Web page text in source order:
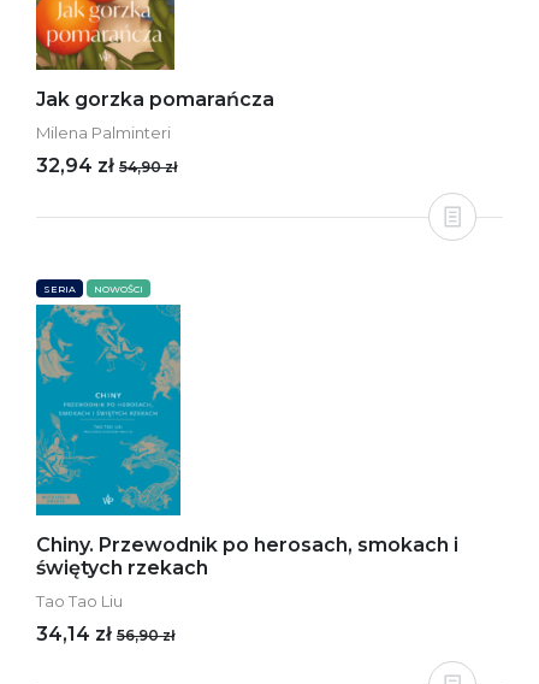
Jak gorzka pomarańcza
Milena Palminteri
32,94 zł 54,90 zł
SERIA NOWOŚCI
Chiny. Przewodnik po herosach, smokach i
świętych rzekach
Tao Tao Liu
34,14 zł 56,90 zł